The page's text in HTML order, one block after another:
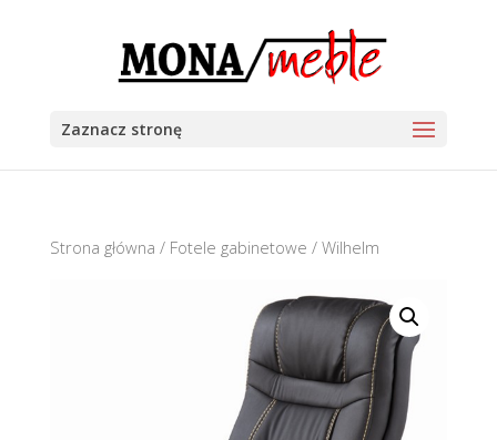
Zaznacz stronę
Strona główna / Fotele gabinetowe / Wilhelm